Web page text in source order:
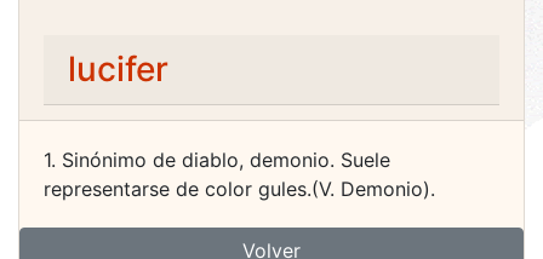
lucifer
1. Sinónimo de diablo, demonio. Suele
representarse de color gules.(V. Demonio).
Volver